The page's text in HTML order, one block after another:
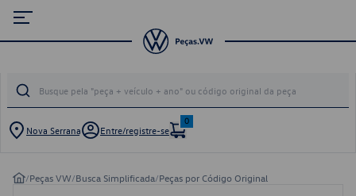
Nova Serrana Entre/registre-se
0
/Peças VW/Busca Simplificada/Peças por Código Original